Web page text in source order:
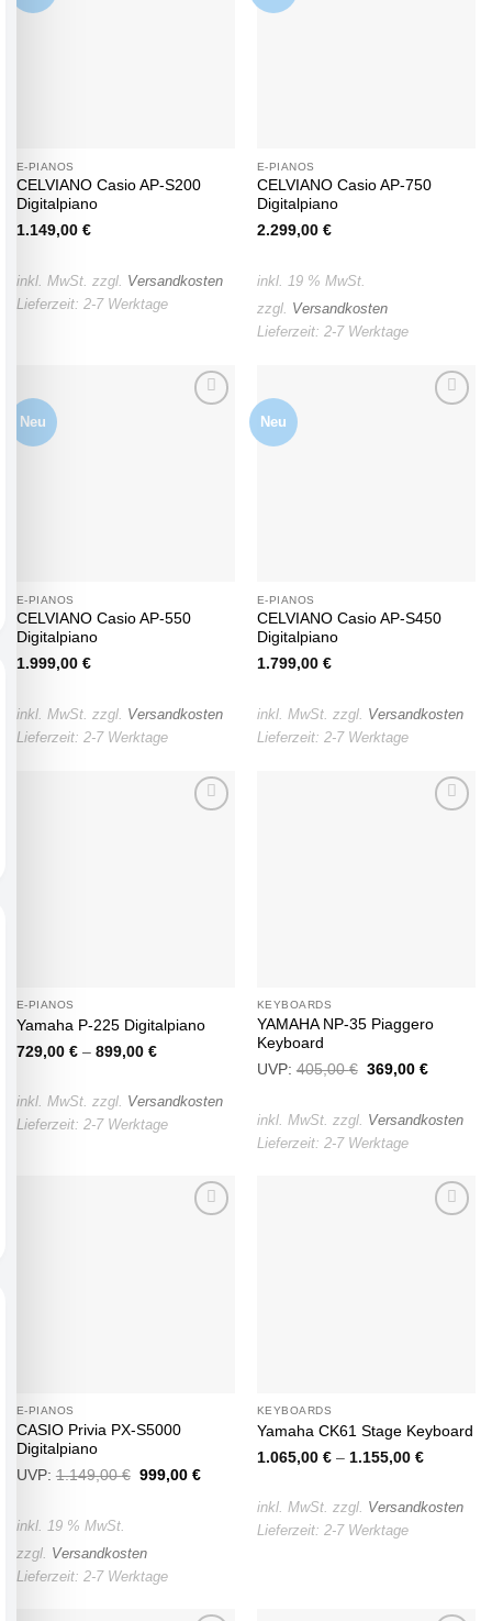
E-PIANOS
CELVIANO Casio AP-S200
Digitalpiano
1.149,00 €
inkl. MwSt. zzgl. Versandkosten
Lieferzeit: 2-7 Werktage
E-PIANOS
CELVIANO Casio AP-750
Digitalpiano
2.299,00 €
inkl. 19 % MwSt.
zzgl. Versandkosten
Lieferzeit: 2-7 Werktage
Neu
E-PIANOS
CELVIANO Casio AP-550
Digitalpiano
1.999,00 €
inkl. MwSt. zzgl. Versandkosten
Lieferzeit: 2-7 Werktage
Neu
E-PIANOS
CELVIANO Casio AP-S450
Digitalpiano
1.799,00 €
inkl. MwSt. zzgl. Versandkosten
Lieferzeit: 2-7 Werktage
E-PIANOS
Yamaha P-225 Digitalpiano
729,00 €– 899,00 €
inkl. MwSt. zzgl. Versandkosten
Lieferzeit: 2-7 Werktage
KEYBOARDS
YAMAHA NP-35 Piaggero
Keyboard
UVP: 405,00€ Ursprünglicher
405,00 €
369,00 €Aktueller
369,00
inkl. MwSt. zzgl. Versandkosten
Lieferzeit: 2-7 Werktage
E-PIANOS
CASIO Privia PX-S5000
Digitalpiano
UVP: 1.149,00€ Ursprünglicher
999,00 €Aktueller
inkl. 19 % MwSt.
zzgl. Versandkosten
Lieferzeit: 2-7 Werktage
KEYBOARDS
Yamaha CK61 Stage Keyboard
1.065,00 €– 1.155,00 €
inkl. MwSt. zzgl. Versandkosten
Lieferzeit: 2-7 Werktage